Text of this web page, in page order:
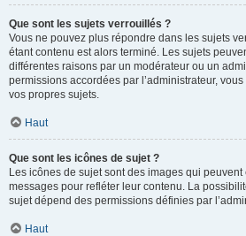
Que sont les sujets verrouillés ?
Vous ne pouvez plus répondre dans les sujets
étant contenu est alors terminé. Les sujets
différentes raisons par un modérateur ou un
permissions accordées par l’administrateur,
vos propres sujets.
Haut
Que sont les icônes de sujet ?
Les icônes de sujet sont des images qui
messages pour refléter leur contenu. La
sujet dépend des permissions définies par
Haut